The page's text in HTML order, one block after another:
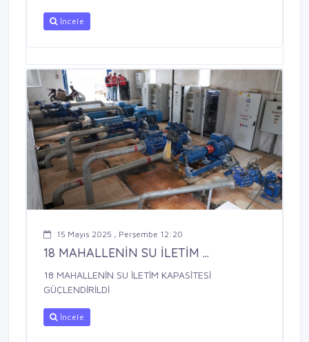
İncele
15 Mayıs 2025 , Perşembe 12:20
18 MAHALLENİN SU İLETİM ...
18 MAHALLENİN SU İLETİM KAPASİTESİ
GÜÇLENDİRİLDİ
İncele